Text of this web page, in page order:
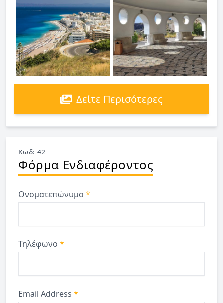
Δείτε Περισότερες
Κωδ: 42
Φόρμα Ενδιαφέροντος
Ονοματεπώνυμο *
Τηλέφωνο *
Email Address *